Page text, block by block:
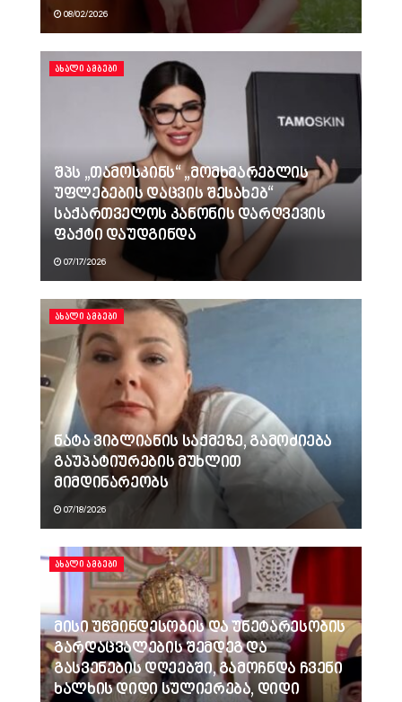
08/02/2026
ᲐᲮᲐᲚᲘ ᲐᲛᲑᲔᲑᲘ
შპს „თამოსკინს“ „მომხმარებლის
უფლებების დაცვის შესახებ“
საქართველოს კანონის დარღვევის
ფაქტი დაუდგინდა
07/17/2026
ᲐᲮᲐᲚᲘ ᲐᲛᲑᲔᲑᲘ
ნატა ვიბლიანის საქმეზე, გამოძიება
გაუპატიურების მუხლით
მიმდინარეობს
07/18/2026
ᲐᲮᲐᲚᲘ ᲐᲛᲑᲔᲑᲘ
მისი უწმინდესობის და უნეტარესობის
გარდაცვალების შემდეგ და
გასვენების დღეებში, გამოჩნდა ჩვენი
ხალხის დიდი სულიერება, დიდი